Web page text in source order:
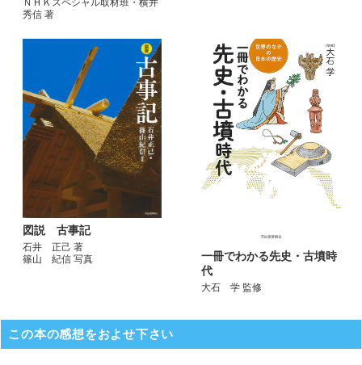
ＮＨＫスペシャル取材班・横井
秀信 著
図説 古事記
石井 正己 著
篠山 紀信 写真
一冊でわかる先史・古墳時
代
大石 学 監修
この本の感想をおよせ下さい